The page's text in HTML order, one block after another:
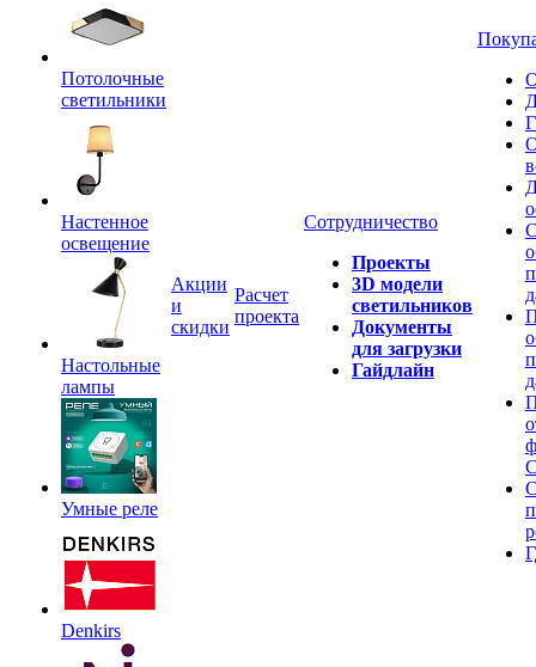
Потолочные
светильники
Настенное
освещение
Настольные
лампы
Умные реле
Denkirs
Акции
и
скидки
Расчет
проекта
Сотрудничество
Проекты
3D модели
светильников
Документы
для загрузки
Гайдлайн